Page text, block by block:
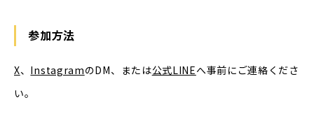
参加方法
X、 InstagramのDM、または公式LINEへ事前にご連絡くださ
い。